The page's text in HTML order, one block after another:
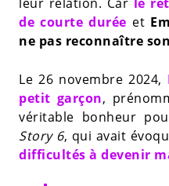
de courte durée et
ne pas reconnaître
Le 26 novembre 2024,
petit garçon,
véritable bonheur
Story 6, qui avait
difficultés à devenir